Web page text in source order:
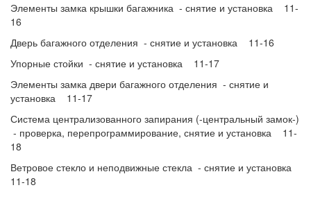
Элементы замка крышки багажника - снятие и установка 11-
16
Дверь багажного отделения - снятие и установка 11-16
Упорные стойки - снятие и установка 11-17
Элементы замка двери багажного отделения - снятие и
установка 11-17
Система централизованного запирания (-центральный замок-)
- проверка, перепрограммирование, снятие и установка 11-
18
Ветровое стекло и неподвижные стекла - снятие и установка
11-18